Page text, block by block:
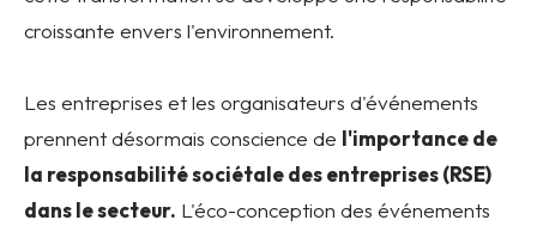
croissante envers l'environnement.
Les entreprises et les organisateurs d'événements
prennent désormais conscience de l'importance de
la responsabilité sociétale des entreprises (RSE)
dans le secteur. L'éco-conception des événements